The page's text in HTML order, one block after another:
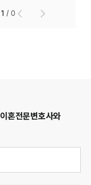
1 /0
이혼전문변호사와